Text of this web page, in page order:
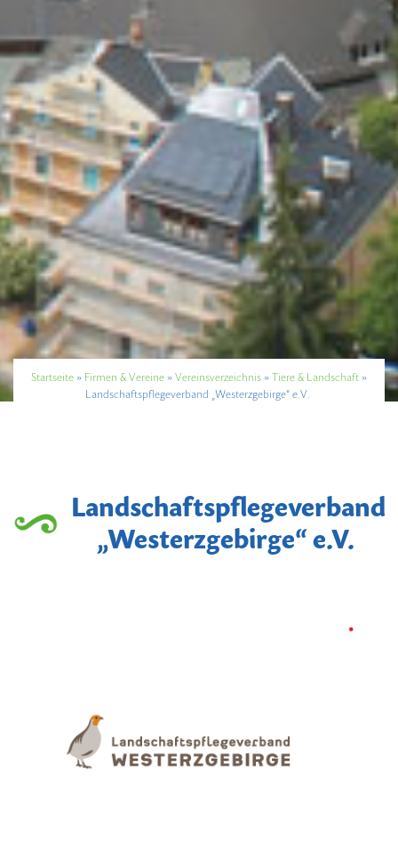
Startseite » Firmen & Vereine » Vereinsverzeichnis » Tiere & Landschaft »
Landschaftspflegeverband „Westerzgebirge“ e.V.
Landschaftspflegeverband
„Westerzgebirge“ e.V.